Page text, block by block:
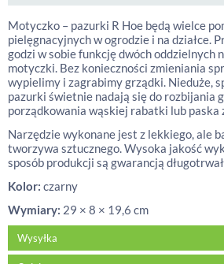
Motyczko – pazurki R Hoe będą wielce
pielęgnacyjnych w ogrodzie i na działce.
godzi w sobie funkcję dwóch oddzielnych
motyczki. Bez konieczności zmieniania
wypielimy i zagrabimy grządki. Nieduże,
pazurki świetnie nadają się do rozbijania
porządkowania wąskiej rabatki lub paska
Narzędzie wykonane jest z lekkiego, ale
tworzywa sztucznego. Wysoka jakość
sposób produkcji są gwarancją
Kolor: czarny
Wymiary: 29 × 8 × 19,6 cm
Wysyłka